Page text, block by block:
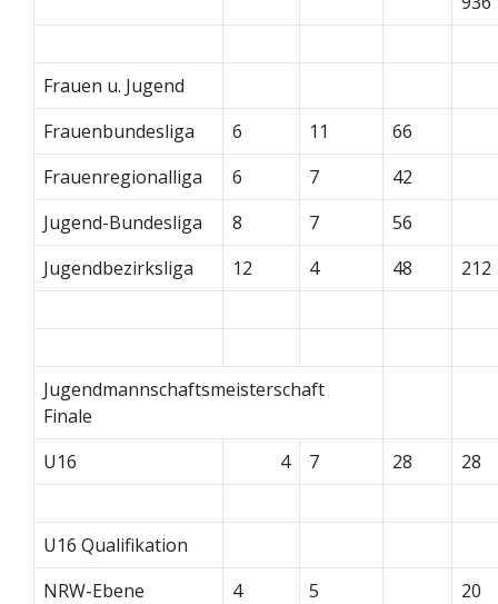
Frauen u. Jugend
Frauenbundesliga
6 11
66
Frauenregionalliga
6 7
42
Jugend-Bundesliga
8 7
56
Jugendbezirksliga
12 4 48 212
Jugendmannschaftsmeisterschaft
Finale
U16
4 7 28 28
U16 Qualifikation
NRW-Ebene
4 5
20